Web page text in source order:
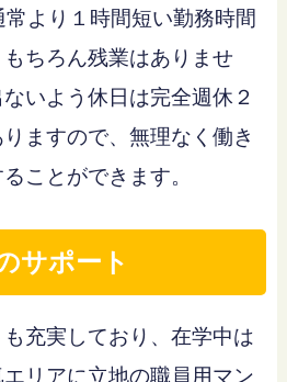
常より１時間短い勤務時間
ちろん残業はありませ
いよう休日は完全週休２
ますので、無理なく働き
ことができます。
サポート
充実しており、在学中は
リアに立地の職員用マン